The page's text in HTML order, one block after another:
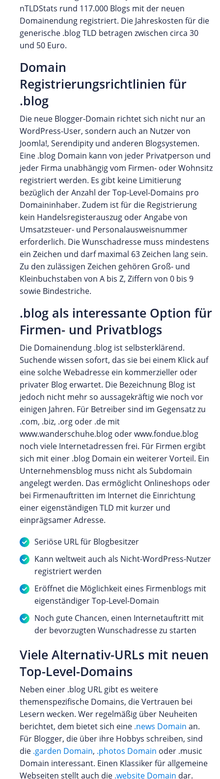
nTLDStats rund 117.000 Blogs mit der neuen
Domainendung registriert. Die Jahreskosten für die
generische .blog TLD betragen zwischen circa 30
und 50 Euro.
Domain
Registrierungsrichtlinien für
.blog
Die neue Blogger-Domain richtet sich nicht nur an
WordPress-User, sondern auch an Nutzer von
Joomla!, Serendipity und anderen Blogsystemen.
Eine .blog Domain kann von jeder Privatperson und
jeder Firma unabhängig vom Firmen- oder Wohnsitz
registriert werden. Es gibt keine Limitierung
bezüglich der Anzahl der Top-Level-Domains pro
Domaininhaber. Zudem ist für die Registrierung
kein Handelsregisterauszug oder Angabe von
Umsatzsteuer- und Personalausweisnummer
erforderlich. Die Wunschadresse muss mindestens
ein Zeichen und darf maximal 63 Zeichen lang sein.
Zu den zulässigen Zeichen gehören Groß- und
Kleinbuchstaben von A bis Z, Ziffern von 0 bis 9
sowie Bindestriche.
.blog als interessante Option für
Firmen- und Privatblogs
Die Domainendung .blog ist selbsterklärend.
Suchende wissen sofort, das sie bei einem Klick auf
eine solche Webadresse ein kommerzieller oder
privater Blog erwartet. Die Bezeichnung Blog ist
jedoch nicht mehr so aussagekräftig wie noch vor
einigen Jahren. Für Betreiber sind im Gegensatz zu
.com, .biz, .org oder .de mit
www.wanderschuhe.blog oder www.fondue.blog
noch viele Internetadressen frei. Für Firmen ergibt
sich mit einer .blog Domain ein weiterer Vorteil. Ein
Unternehmensblog muss nicht als Subdomain
angelegt werden. Das ermöglicht Onlineshops oder
bei Firmenauftritten im Internet die Einrichtung
einer eigenständigen TLD mit kurzer und
einprägsamer Adresse.
Seriöse URL für Blogbesitzer
Kann weltweit auch als Nicht-WordPress-Nutzer
registriert werden
Eröffnet die Möglichkeit eines Firmenblogs mit
eigenständiger Top-Level-Domain
Noch gute Chancen, einen Internetauftritt mit
der bevorzugten Wunschadresse zu starten
Viele Alternativ-URLs mit neuen
Top-Level-Domains
Neben einer .blog URL gibt es weitere
themenspezifische Domains, die Vertrauen bei
Lesern wecken. Wer regelmäßig über Neuheiten
berichtet, dem bietet sich eine .news Domain an.
Für Blogger, die über ihre Hobbys schreiben, sind
die .garden Domain, .photos Domain oder .music
Domain interessant. Einen Klassiker für allgemeine
Webseiten stellt auch die .website Domain dar.